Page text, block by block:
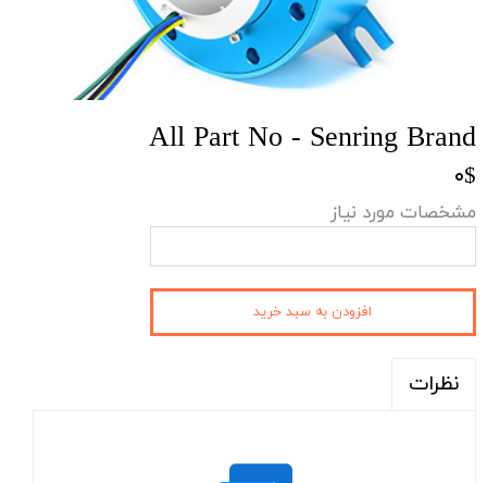
All Part No - Senring Brand
۰$
مشخصات مورد نیاز
افزودن به سبد خرید
نظرات